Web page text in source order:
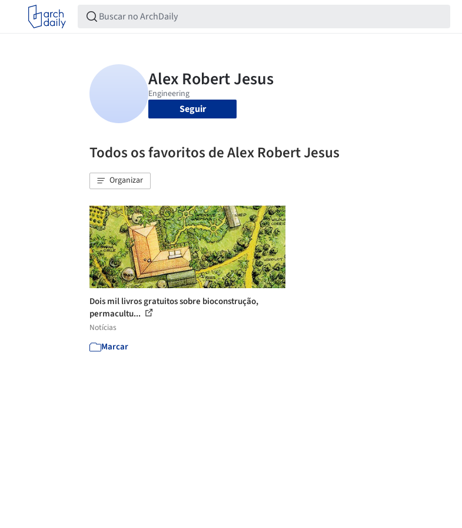
Seguir
Todos os favoritos de Alex Robert Jesus
Organizar
Dois mil livros gratuitos sobre bioconstrução,
permacultu...
Notícias
Marcar